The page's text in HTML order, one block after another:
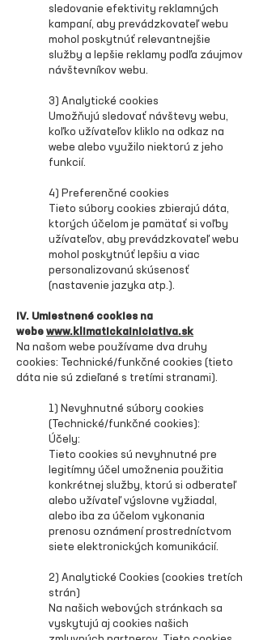
sledovanie efektivity reklamných
kampaní, aby prevádzkovateľ webu
mohol poskytnúť relevantnejšie
služby a lepšie reklamy podľa záujmov
návštevníkov webu.
3) Analytické cookies
Umožňujú sledovať návštevy webu,
koľko užívateľov kliklo na odkaz na
webe alebo využilo niektorú z jeho
funkcií.
4) Preferenčné cookies
Tieto súbory cookies zbierajú dáta,
ktorých účelom je pamätať si voľby
užívateľov, aby prevádzkovateľ webu
mohol poskytnúť lepšiu a viac
personalizovanú skúsenosť
(nastavenie jazyka atp.).
IV. Umiestnené cookies na
webe www.klimatickainiciativa.sk
Na našom webe používame dva druhy
cookies: Technické/funkčné cookies (tieto
dáta nie sú zdieľané s tretími stranami).
1) Nevyhnutné súbory cookies
(Technické/funkčné cookies):
Účely:
Tieto cookies sú nevyhnutné pre
legitímny účel umožnenia použitia
konkrétnej služby, ktorú si odberateľ
alebo užívateľ výslovne vyžiadal,
alebo iba za účelom vykonania
prenosu oznámení prostredníctvom
siete elektronických komunikácií.
2) Analytické Cookies (cookies tretích
strán) ​
Na našich webových stránkach sa
vyskytujú aj cookies našich